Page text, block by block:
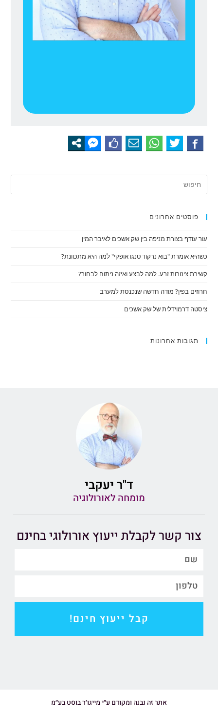
פוסטים אחרונים
עור עודף בצורת מניפה בין שק אשכים לאיבר המין
כשהיא אומרת "בוא נרקוד טנגו אופקי" למה היא מתכוונת?
קשירת צינורות זרע. למה לבצע ואיזה ניתוח לבחור?
חרוזים בפין? מודה חדשה שנכנסת למערב
ציסטה דרמוידלית של שק אשכים
תגובות אחרונות
ד"ר יעקבי
מומחה לאורולוגיה
צור קשר לקבלת ייעוץ אורולוגי בחינם
קבל ייעוץ חינם!
אתר זה נבנה ומקודם ע״י מייגו׳ר בוסט בע״מ